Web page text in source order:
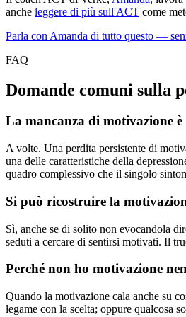
anche leggere di più sull'ACT come
Parla con Amanda di tutto questo —
FAQ
Domande comuni sulla
La mancanza di motivazione è
A volte. Una perdita persistente di
una delle caratteristiche della
quadro complessivo che il singolo
Si può ricostruire la
Sì, anche se di solito non evocandola
seduti a cercare di sentirsi motivati. Il
Perché non ho motivazione
Quando la motivazione cala anche su
legame con la scelta; oppure qualcosa